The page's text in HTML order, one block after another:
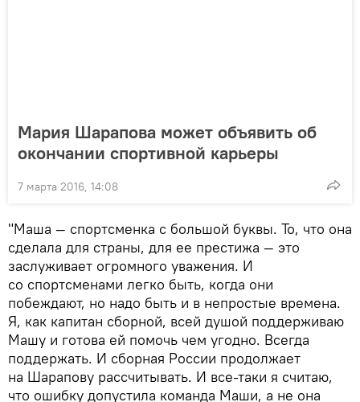
Мария Шарапова может объявить об
окончании спортивной карьеры
7 марта 2016, 14:08
"Маша — спортсменка с большой буквы. То, что она
сделала для страны, для ее престижа — это
заслуживает огромного уважения. И
со спортсменами легко быть, когда они
побеждают, но надо быть и в непростые времена.
Я, как капитан сборной, всей душой поддерживаю
Машу и готова ей помочь чем угодно. Всегда
поддержать. И сборная России продолжает
на Шарапову рассчитывать. И все-таки я считаю,
что ошибку допустила команда Маши, а не она